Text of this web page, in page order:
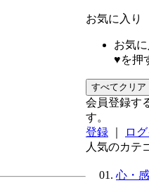
お気に入り
お気
♥を押
すべてクリア
会員登録す
す。
登録
ロ
人気のカテ
心・